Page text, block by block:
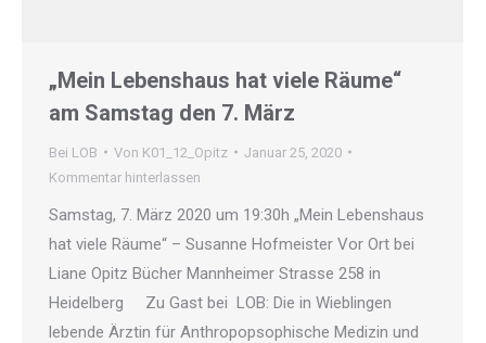
„Mein Lebenshaus hat viele Räume“
am Samstag den 7. März
Bei LOB Von K01_12_Opitz
Januar 25, 2020
Kommentar hinterlassen
Samstag, 7. März 2020 um 19:30h „Mein Lebenshaus
hat viele Räume“ – Susanne Hofmeister Vor Ort bei
Liane Opitz Bücher Mannheimer Strasse 258 in
Heidelberg Zu Gast bei LOB: Die in Wieblingen
lebende Ärztin für Anthropopsophische Medizin und